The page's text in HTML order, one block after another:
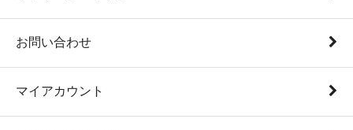
お問い合わせ
マイアカウント